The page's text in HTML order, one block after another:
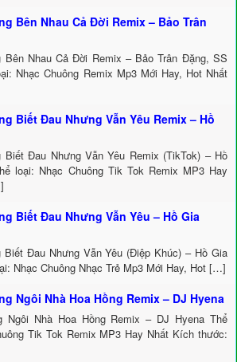
Bên Nhau Cả Đời Remix – Bảo Trân
Bên Nhau Cả Đời Remix – Bảo Trân Đặng, SS
Nhạc Chuông Remix Mp3 Mới Hay, Hot Nhất
Biết Đau Nhưng Vẫn Yêu Remix – Hồ
Biết Đau Nhưng Vẫn Yêu Remix (TikTok) – Hồ
loại: Nhạc Chuông Tik Tok Remix MP3 Hay
Biết Đau Nhưng Vẫn Yêu – Hồ Gia
Biết Đau Nhưng Vẫn Yêu (Điệp Khúc) – Hồ Gia
Nhạc Chuông Nhạc Trẻ Mp3 Mới Hay, Hot […]
Ngôi Nhà Hoa Hồng Remix – DJ Hyena
Ngôi Nhà Hoa Hồng Remix – DJ Hyena Thể
Tik Tok Remix MP3 Hay Nhất Kích thước: